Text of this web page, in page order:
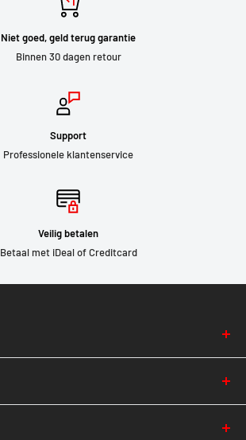
Niet goed, geld terug garantie
Binnen 30 dagen retour
Support
Professionele klantenservice
Veilig betalen
Betaal met iDeal of Creditcard